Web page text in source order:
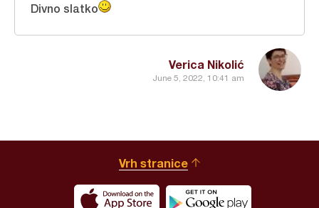
Verica Nikolić
June 5, 2022, 10:41 am
Divno slatko
Vrh stranice